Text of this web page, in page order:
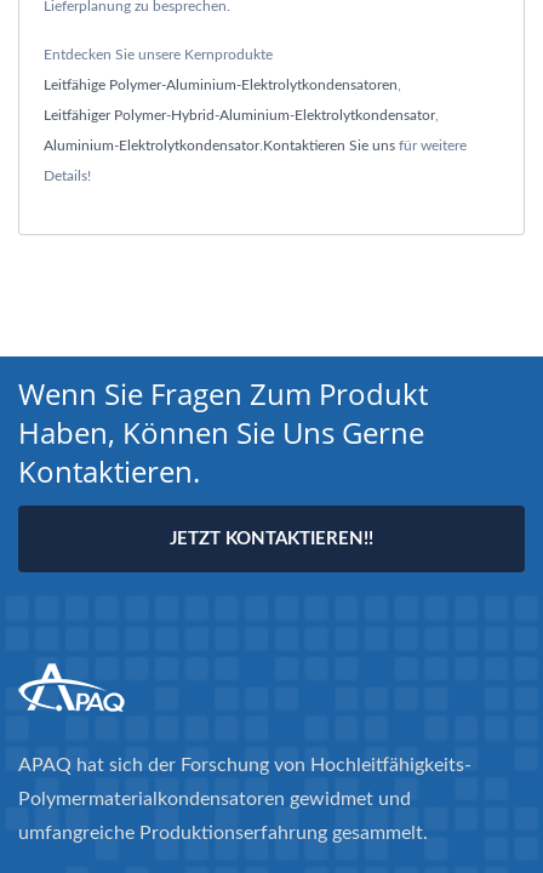
Lieferplanung zu besprechen.
Entdecken Sie unsere Kernprodukte
Leitfähige Polymer-Aluminium-Elektrolytkondensatoren
Leitfähiger Polymer-Hybrid-Aluminium-Elektrolytkondensator,
Aluminium-Elektrolytkondensator. Kontaktieren Sie uns für weitere
Details!
Wenn Sie Fragen Zum Produkt
Haben, Können Sie Uns Gerne
Kontaktieren.
JETZT KONTAKTIEREN!!
APAQ hat sich der Forschung von Hochleitfähigkeits-
Polymermaterialkondensatoren gewidmet und
umfangreiche Produktionserfahrung gesammelt.